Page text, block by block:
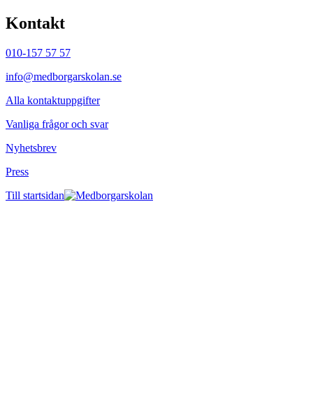
Kontakt
010-157 57 57
info@medborgarskolan.se
Alla kontaktuppgifter
Vanliga frågor och svar
Nyhetsbrev
Press
Till startsidan